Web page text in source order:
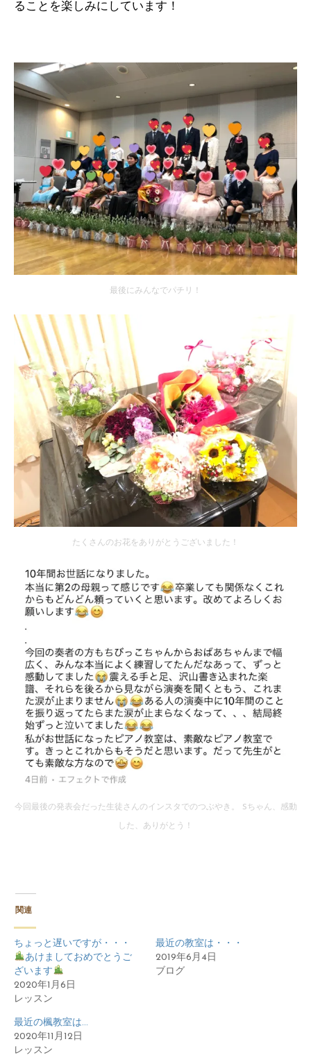
ることを楽しみにしています！
最後にみんなでパチリ！
たくさんのお花をありがとうございました！
今回最後の発表会だった生徒さんのインスタでのつぶやき。 Sちゃん、感動
した、ありがとう！
関連
ちょっと遅いですが・・・
あけましておめでとうご
ざいます
2020年1月6日
レッスン
最近の教室は・・・
2019年6月4日
ブログ
最近の楓教室は…
2020年11月12日
レッスン